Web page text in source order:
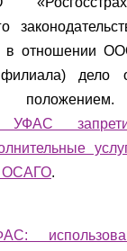
отношении
дело
УФАС
ОСАГО.